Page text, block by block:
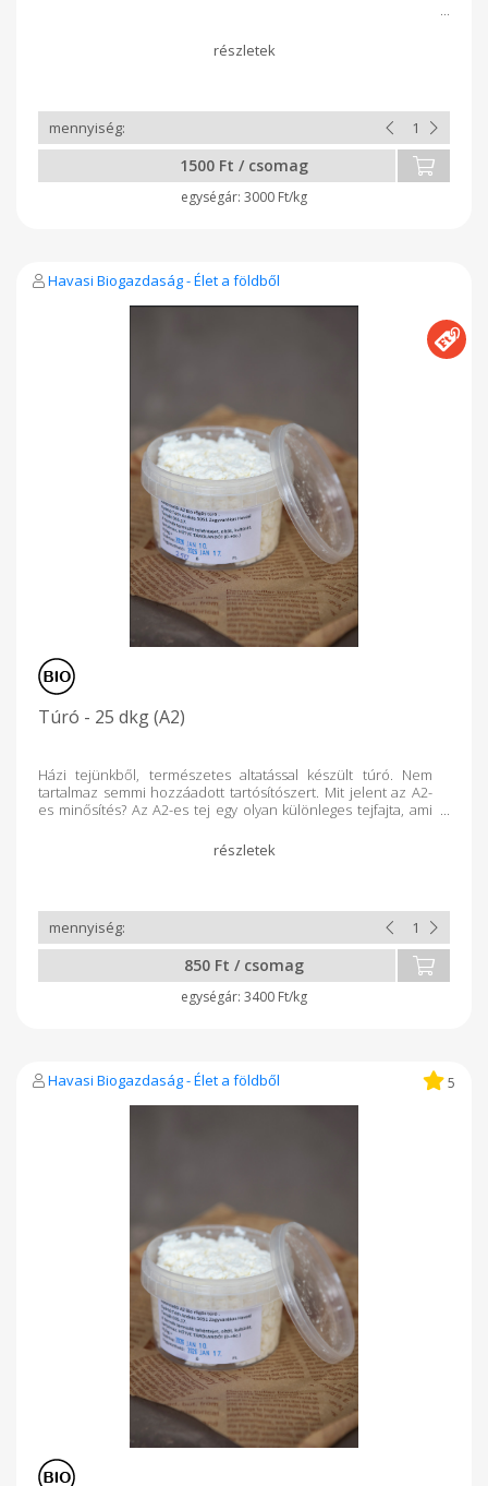
1500 Ft / csomag
3000 Ft/kg
Havasi Biogazdaság - Élet a földből
Túró - 25 dkg (A2)
Házi tejünkből, természetes altatással készült túró. Nem
tartalmaz semmi hozzáadott tartósítószert. Mit jelent az A2-
es minősítés? Az A2-es tej egy olyan különleges tejfajta, ami
aminek köszönhetően a tej könnyebben emészthető az
emberi szervezet számára. Azok is megpróbálhatják
850 Ft / csomag
3400 Ft/kg
Havasi Biogazdaság - Élet a földből 5